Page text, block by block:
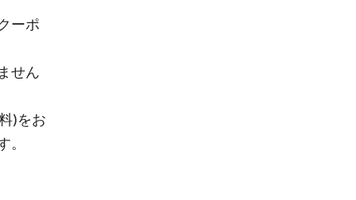
ーポ
せん
)をお